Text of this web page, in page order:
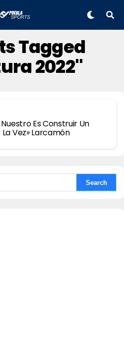
Tagged
2022"
Nuestro Es Construir Un
Vez» Larcamón